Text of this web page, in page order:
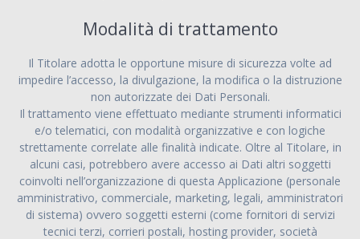
Modalità di trattamento
Il Titolare adotta le opportune misure di sicurezza volte ad
impedire l’accesso, la divulgazione, la modifica o la distruzione
non autorizzate dei Dati Personali.
Il trattamento viene effettuato mediante strumenti informatici
e/o telematici, con modalità organizzative e con logiche
strettamente correlate alle finalità indicate. Oltre al Titolare, in
alcuni casi, potrebbero avere accesso ai Dati altri soggetti
coinvolti nell’organizzazione di questa Applicazione (personale
amministrativo, commerciale, marketing, legali, amministratori
di sistema) ovvero soggetti esterni (come fornitori di servizi
tecnici terzi, corrieri postali, hosting provider, società